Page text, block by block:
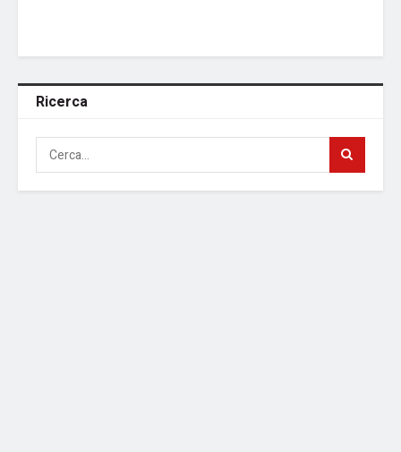
Ricerca